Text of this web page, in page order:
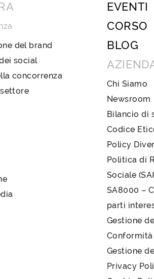
del brand
social
concorrenza
EVENTI
CORSO
BLOG
Chi Siamo
Newsroom
Bilancio di
Codice
Policy
Politica di
Sociale
SA8000 –
parti
Gestione
Conformità
Gestione
Privacy